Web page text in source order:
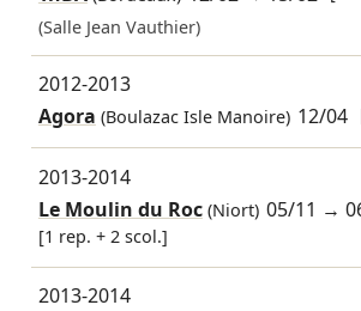
(Salle Jean Vauthier)
2012-2013
Agora (Boulazac Isle Manoire) 12/04
2013-2014
Le Moulin du Roc(Niort) 05/11 →
[1 rep. + 2 scol.]
2013-2014